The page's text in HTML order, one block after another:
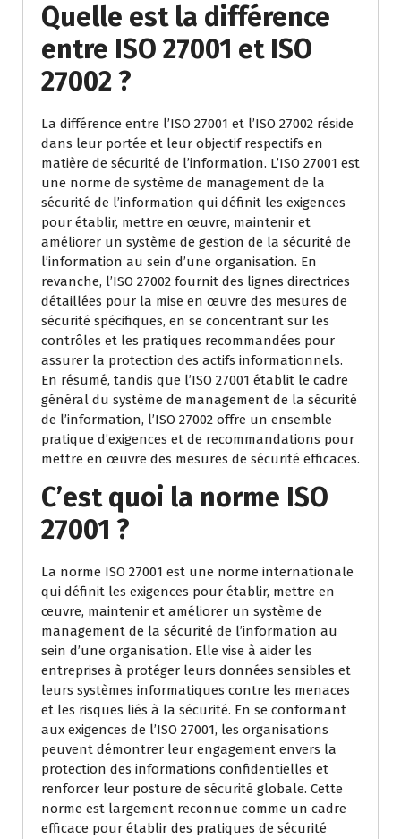
Quelle est la différence
entre ISO 27001 et ISO
27002 ?
La différence entre l’ISO 27001 et l’ISO 27002 réside
dans leur portée et leur objectif respectifs en
matière de sécurité de l’information. L’ISO 27001 est
une norme de système de management de la
sécurité de l’information qui définit les exigences
pour établir, mettre en œuvre, maintenir et
améliorer un système de gestion de la sécurité de
l’information au sein d’une organisation. En
revanche, l’ISO 27002 fournit des lignes directrices
détaillées pour la mise en œuvre des mesures de
sécurité spécifiques, en se concentrant sur les
contrôles et les pratiques recommandées pour
assurer la protection des actifs informationnels.
En résumé, tandis que l’ISO 27001 établit le cadre
général du système de management de la sécurité
de l’information, l’ISO 27002 offre un ensemble
pratique d’exigences et de recommandations pour
mettre en œuvre des mesures de sécurité efficaces.
C’est quoi la norme ISO
27001 ?
La norme ISO 27001 est une norme internationale
qui définit les exigences pour établir, mettre en
œuvre, maintenir et améliorer un système de
management de la sécurité de l’information au
sein d’une organisation. Elle vise à aider les
entreprises à protéger leurs données sensibles et
leurs systèmes informatiques contre les menaces
et les risques liés à la sécurité. En se conformant
aux exigences de l’ISO 27001, les organisations
peuvent démontrer leur engagement envers la
protection des informations confidentielles et
renforcer leur posture de sécurité globale. Cette
norme est largement reconnue comme un cadre
efficace pour établir des pratiques de sécurité